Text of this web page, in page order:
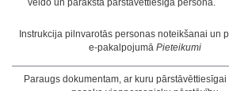
veido un paraksta pārstāvēttiesīgā persona.
Instrukcija pilnvarotās personas noteikšanai un
e-pakalpojumā Pieteikumi
Paraugs dokumentam, ar kuru